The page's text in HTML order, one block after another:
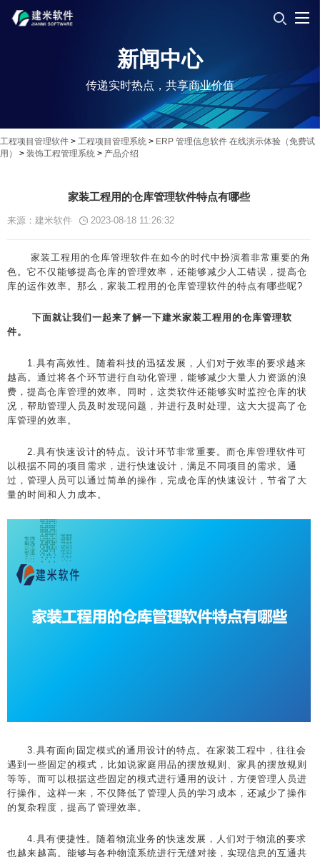
新闻中心
传递实时热点，共享商业价值
工程项目管理软件 > 工程项目管理系统 > ERP 管理信息软件 在线演示体验（免费试
用）
> 装饰工程管理系统 > 产品介绍
家装工程用的仓库管理软件特点有哪些
来源：建米软件 2023-08-18 11:26:32
家装工程用的仓库管理软件在如今的时代中扮演着非常重要的角
色。它不仅能够提高仓库的管理效率，还能够减少人工错误，提高仓
库的运作效率。那么，家装工程用的仓库管理软件的特点有哪些呢?
下面就让我们一起来了解一下建米家装工程用的仓库管理软
件。
1.具有高效性。随着科技的迅猛发展，人们对于效率的要求越来
越高。通过将各个环节进行自动化管理，能够减少大量人力资源的浪
费，提高仓库管理的效率。同时，这类软件还能够实时监控仓库的状
况，帮助管理人员及时发现问题，并进行及时处理。这大大提高了仓
库管理的效率。
2.具有快速设计的特点。设计环节非常重要。而仓库管理软件可
以根据不同的项目需求，进行快速设计，满足不同项目的需求。通
过，管理人员可以通过简单的操作，完成仓库的快速设计，节省了大
量的时间和人力成本。
3.具有面向固定模式的通用设计的特点。在家装工程中，往往会
遇到一些固定的模式，比如说家庭用品的摆放规则、家具的摆放规则
等等。而可以根据这些固定的模式进行通用的设计，方便管理人员进
行操作。这样一来，不仅降低了管理人员的学习成本，还减少了操作
的复杂程度，提高了管理效率。
4.具有便捷性。随着物流业务的快速发展，人们对于物流的要求
也越来越高。能够与各种物流系统进行无缝对接，实现信息的互通共